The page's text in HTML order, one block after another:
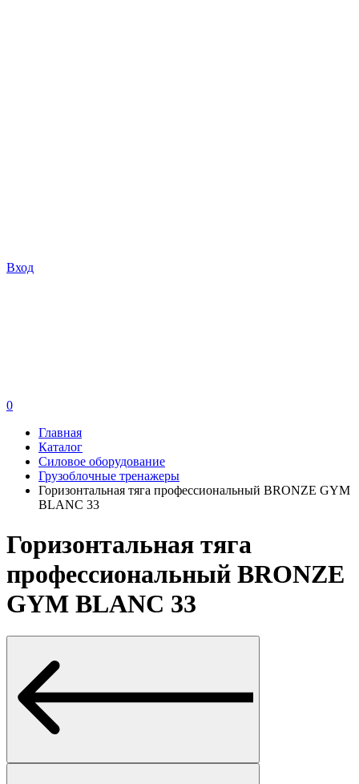
Вход
0
Главная
Каталог
Силовое оборудование
Грузоблочные тренажеры
Горизонтальная тяга профессиональный BRONZE GYM
BLANC 33
Горизонтальная тяга
профессиональный BRONZE
GYM BLANC 33